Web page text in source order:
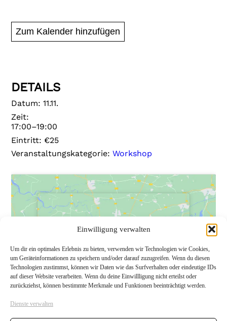
Einwilligung verwalten
Um dir ein optimales Erlebnis zu bieten, verwenden wir Technologien wie Cookies,
um Geräteinformationen zu speichern und/oder darauf zuzugreifen. Wenn du diesen
Technologien zustimmst, können wir Daten wie das Surfverhalten oder eindeutige IDs
auf dieser Website verarbeiten. Wenn du deine Einwillligung nicht erteilst oder
zurückziehst, können bestimmte Merkmale und Funktionen beeinträchtigt werden.
Dienste verwalten
Zum Kalender hinzufügen
DETAILS
Datum: 11.11.
Zeit:
17:00–19:00
Eintritt: €25
Veranstaltungskategorie: Workshop
Klicke auf "Ich stimme zu", um Google
Datenschutzerklärung
Ich stimme zu
Klicke auf "Ich stimme zu", um Google
Datenschutzerklärung
Ich stimme zu